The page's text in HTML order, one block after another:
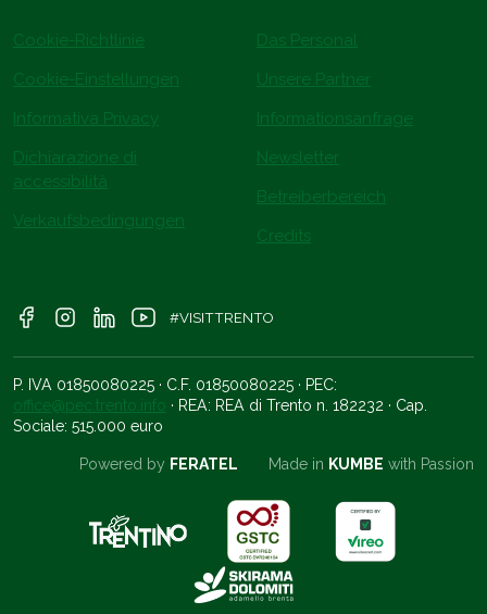
Cookie-Richtlinie
Cookie-Einstellungen
Informativa Privacy
Dichiarazione di
accessibilità
Verkaufsbedingungen
Das Personal
Unsere Partner
Informationsanfrage
Newsletter
Betreiberbereich
Credits
#VISITTRENTO
P. IVA 01850080225 · C.F. 01850080225 · PEC:
office@pec.trento.info · REA: REA di Trento n. 182232 · Cap.
Sociale: 515.000 euro
Powered by FERATEL Made in KUMBE with Passion